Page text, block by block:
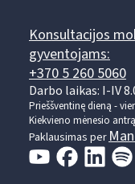
Konsultacijos
gyventojams:
+370 5 260 5060
Darbo laikas: I-IV
Prieššventinę dieną -
Kiekvieno mėnesio
Paklausimas per